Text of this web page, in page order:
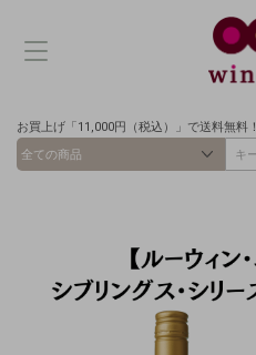
お買上げ「11,000円（税込）」で送料無料！